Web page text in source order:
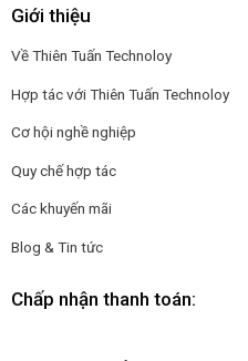
Giới thiệu
Về Thiên Tuấn Technoloy
Hợp tác với Thiên Tuấn Technoloy
Cơ hội nghề nghiệp
Quy chế hợp tác
Các khuyến mãi
Blog & Tin tức
Chấp nhận thanh toán: